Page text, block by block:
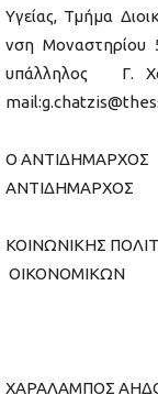
Υγείας, Τμήμα
νση Μοναστηρίου
υπάλληλος Γ.
Ο
ΑΝΤΙΔΗΜΑΡΧΟΣ
ΚΟΙΝΩΝΙΚΗΣ
ΟΙΚΟΝΟΜΙΚΩΝ
ΧΑΡΑΛΑΜΠΟΣ